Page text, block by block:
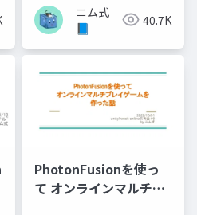
ニム式
📘
40.7K
PhotonFusionを使っ
て オンラインマルチプ